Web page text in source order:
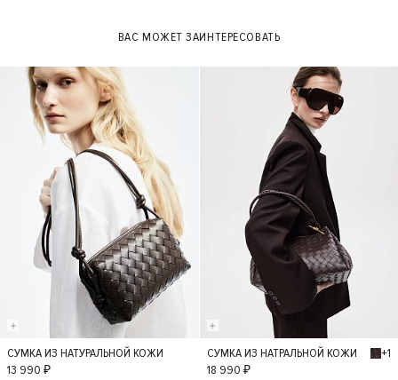
ВАС МОЖЕТ ЗАИНТЕРЕСОВАТЬ
S
СУМКА ИЗ НАТУРАЛЬНОЙ КОЖИ
13 990 ₽
S
СУМКА ИЗ НАТРАЛЬНОЙ КОЖИ
+1
18 990 ₽